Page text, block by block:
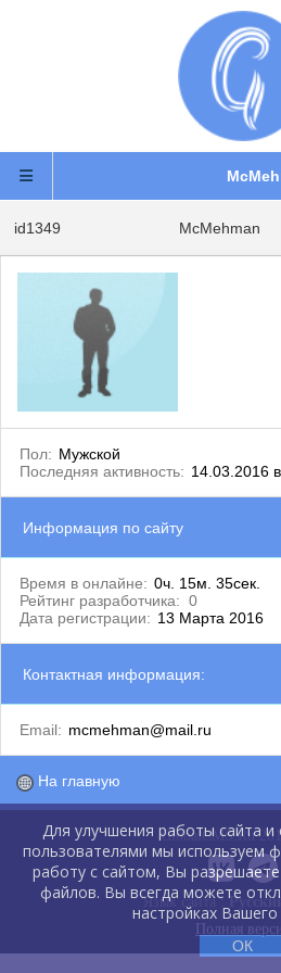
id1349 McMehman
Пол: Мужской
Последняя активность: 14.03.2016
Информация по сайту
Время в онлайне: 0ч. 15м. 35сек.
Рейтинг разработчика: 0
Дата регистрации: 13 Марта 2016
Контактная информация:
Email: mcmehman@mail.ru
На главную
GlobalCMS.Ru
Язык сайта :
Полная
Для улучшения работы сайта и
пользователями мы используем
работу с сайтом, Вы
файлов. Вы всегда можете
настройках Вашего
ОК